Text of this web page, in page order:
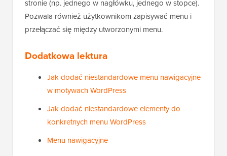
stronie (np. jednego w nagłówku, jednego w stopce).
Pozwala również użytkownikom zapisywać menu i
przełączać się między utworzonymi menu.
Dodatkowa lektura
Jak dodać niestandardowe menu nawigacyjne
w motywach WordPress
Jak dodać niestandardowe elementy do
konkretnych menu WordPress
Menu nawigacyjne